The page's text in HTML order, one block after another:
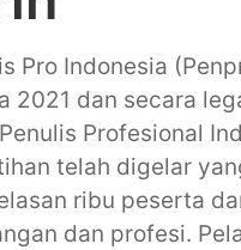
Pro Indonesia
2021 dan secara
Profesional
telah digelar
ribu peserta
dan profesi.